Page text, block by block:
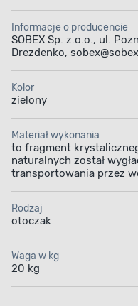
Informacje o producencie
SOBEX Sp. z.o.o., ul.
Drezdenko,
Kolor
zielony
Materiał wykonania
to fragment
naturalnych został
transportowania przez
Rodzaj
otoczak
Waga w kg
20 kg